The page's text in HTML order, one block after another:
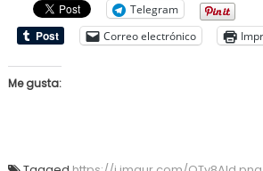
Telegram
Correo electrónico
Me gusta: